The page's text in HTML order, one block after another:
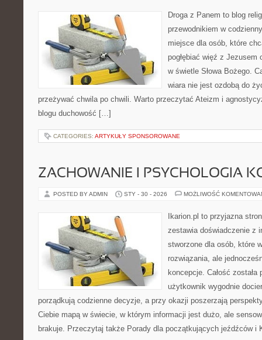
Droga z Panem to blog
przewodnikiem w
miejsce dla osób, które
pogłębiać więź z Jezusem
w świetle Słowa Bożego.
wiara nie jest ozdobą do
przeżywać chwila po chwili. Warto przeczytać Ateizm i
blogu duchowość […]
CATEGORIES: ARTYKUŁY SPONSOROWANE
ZACHOWANIE I PSYCHOLOGIA
POSTED BY ADMIN STY - 30 - 2026 MOŻLIWOŚĆ
Ikarion.pl to przyjazna
zestawia doświadczenie z
stworzone dla osób, które
rozwiązania, ale
koncepcje. Całość
użytkownik wygodnie
porządkują codzienne decyzje, a przy okazji poszerzają
Ciebie mapą w świecie, w którym informacji jest dużo, ale
brakuje. Przeczytaj także Porady dla początkujących jeźdźców